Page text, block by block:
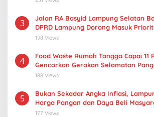
3
Jalan RA Basyid Lampung Selatan
DPRD Lampung Dorong Masuk
198 Views
4
Food Waste Rumah Tangga Capai 11
Gencarkan Gerakan Selamatan
188 Views
5
Bukan Sekadar Angka Inflasi,
Harga Pangan dan Daya Beli
177 Views